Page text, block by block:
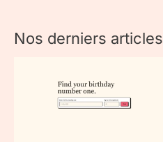
Nos derniers articles